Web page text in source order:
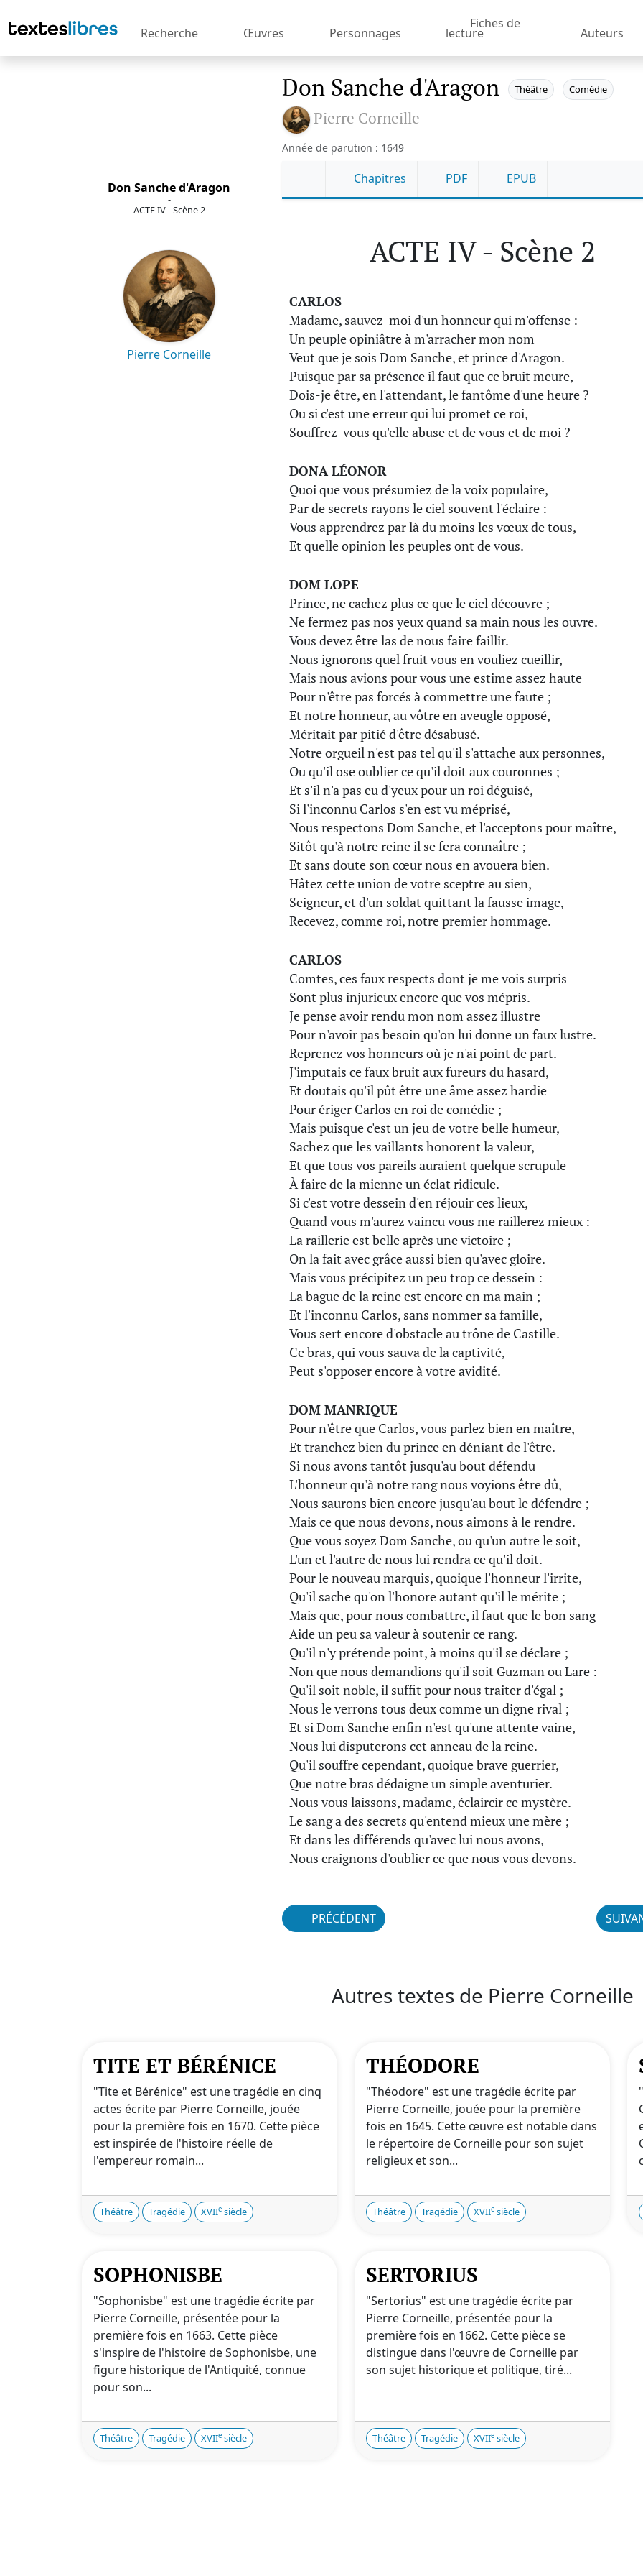
Recherche Œuvres Personnages
Fiches de
lecture Auteurs
Don Sanche d'Aragon
-
ACTE IV - Scène 2
Pierre Corneille
Don Sanche d'Aragon Théâtre Comédie
Pierre Corneille
Année de parution : 1649
Chapitres PDF EPUB
ACTE IV - Scène 2
CARLOS
Madame, sauvez-moi d'un honneur qui m'offense :
Un peuple opiniâtre à m'arracher mon nom
Veut que je sois Dom Sanche, et prince d'Aragon.
Puisque par sa présence il faut que ce bruit meure,
Dois-je être, en l'attendant, le fantôme d'une heure ?
Ou si c'est une erreur qui lui promet ce roi,
Souffrez-vous qu'elle abuse et de vous et de moi ?
DONA LÉONOR
Quoi que vous présumiez de la voix populaire,
Par de secrets rayons le ciel souvent l'éclaire :
Vous apprendrez par là du moins les vœux de tous,
Et quelle opinion les peuples ont de vous.
DOM LOPE
Prince, ne cachez plus ce que le ciel découvre ;
Ne fermez pas nos yeux quand sa main nous les ouvre.
Vous devez être las de nous faire faillir.
Nous ignorons quel fruit vous en vouliez cueillir,
Mais nous avions pour vous une estime assez haute
Pour n'être pas forcés à commettre une faute ;
Et notre honneur, au vôtre en aveugle opposé,
Méritait par pitié d'être désabusé.
Notre orgueil n'est pas tel qu'il s'attache aux personnes,
Ou qu'il ose oublier ce qu'il doit aux couronnes ;
Et s'il n'a pas eu d'yeux pour un roi déguisé,
Si l'inconnu Carlos s'en est vu méprisé,
Nous respectons Dom Sanche, et l'acceptons pour maître,
Sitôt qu'à notre reine il se fera connaître ;
Et sans doute son cœur nous en avouera bien.
Hâtez cette union de votre sceptre au sien,
Seigneur, et d'un soldat quittant la fausse image,
Recevez, comme roi, notre premier hommage.
CARLOS
Comtes, ces faux respects dont je me vois surpris
Sont plus injurieux encore que vos mépris.
Je pense avoir rendu mon nom assez illustre
Pour n'avoir pas besoin qu'on lui donne un faux lustre.
Reprenez vos honneurs où je n'ai point de part.
J'imputais ce faux bruit aux fureurs du hasard,
Et doutais qu'il pût être une âme assez hardie
Pour ériger Carlos en roi de comédie ;
Mais puisque c'est un jeu de votre belle humeur,
Sachez que les vaillants honorent la valeur,
Et que tous vos pareils auraient quelque scrupule
À faire de la mienne un éclat ridicule.
Si c'est votre dessein d'en réjouir ces lieux,
Quand vous m'aurez vaincu vous me raillerez mieux :
La raillerie est belle après une victoire ;
On la fait avec grâce aussi bien qu'avec gloire.
Mais vous précipitez un peu trop ce dessein :
La bague de la reine est encore en ma main ;
Et l'inconnu Carlos, sans nommer sa famille,
Vous sert encore d'obstacle au trône de Castille.
Ce bras, qui vous sauva de la captivité,
Peut s'opposer encore à votre avidité.
DOM MANRIQUE
Pour n'être que Carlos, vous parlez bien en maître,
Et tranchez bien du prince en déniant de l'être.
Si nous avons tantôt jusqu'au bout défendu
L'honneur qu'à notre rang nous voyions être dû,
Nous saurons bien encore jusqu'au bout le défendre ;
Mais ce que nous devons, nous aimons à le rendre.
Que vous soyez Dom Sanche, ou qu'un autre le soit,
L'un et l'autre de nous lui rendra ce qu'il doit.
Pour le nouveau marquis, quoique l'honneur l'irrite,
Qu'il sache qu'on l'honore autant qu'il le mérite ;
Mais que, pour nous combattre, il faut que le bon sang
Aide un peu sa valeur à soutenir ce rang.
Qu'il n'y prétende point, à moins qu'il se déclare ;
Non que nous demandions qu'il soit Guzman ou Lare :
Qu'il soit noble, il suffit pour nous traiter d'égal ;
Nous le verrons tous deux comme un digne rival ;
Et si Dom Sanche enfin n'est qu'une attente vaine,
Nous lui disputerons cet anneau de la reine.
Qu'il souffre cependant, quoique brave guerrier,
Que notre bras dédaigne un simple aventurier.
Nous vous laissons, madame, éclaircir ce mystère.
Le sang a des secrets qu'entend mieux une mère ;
Et dans les différends qu'avec lui nous avons,
Nous craignons d'oublier ce que nous vous devons.
PRÉCÉDENT
Autres textes de Pierre Corneille
TITE ET BÉRÉNICE
"Tite et Bérénice" est une tragédie en cinq
actes écrite par Pierre Corneille, jouée
pour la première fois en 1670. Cette pièce
est inspirée de l'histoire réelle de
l'empereur romain...
Théâtre Tragédie XVIIe siècle
THÉODORE
"Théodore" est une tragédie écrite par
Pierre Corneille, jouée pour la première
fois en 1645. Cette œuvre est notable dans
le répertoire de Corneille pour son sujet
religieux et son...
Théâtre Tragédie XVIIe siècle
SOPHONISBE
"Sophonisbe" est une tragédie écrite par
Pierre Corneille, présentée pour la
première fois en 1663. Cette pièce
s'inspire de l'histoire de Sophonisbe, une
figure historique de l'Antiquité, connue
pour son...
Théâtre Tragédie XVIIe siècle
SERTORIUS
"Sertorius" est une tragédie écrite par
Pierre Corneille, présentée pour la
première fois en 1662. Cette pièce se
distingue dans l'œuvre de Corneille par
son sujet historique et politique, tiré...
Théâtre Tragédie XVIIe siècle